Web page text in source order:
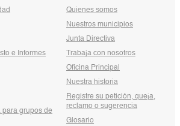
e Informes
para grupos de
Quienes somos
Nuestros municipios
Junta Directiva
Trabaja con nosotros
Oficina Principal
Nuestra historia
Registre su petición, queja,
reclamo o sugerencia
Glosario